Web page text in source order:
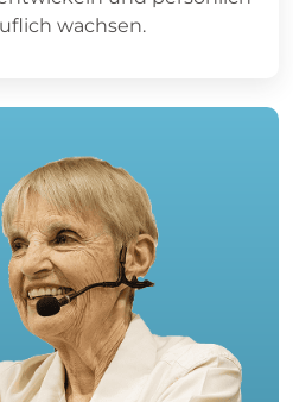
wachsen.